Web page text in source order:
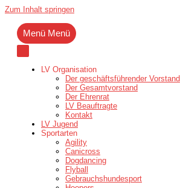
Zum Inhalt springen
Menü Menü
LV Organisation
Der geschäftsführender Vorstand
Der Gesamtvorstand
Der Ehrenrat
LV Beauftragte
Kontakt
LV Jugend
Sportarten
Agility
Canicross
Dogdancing
Flyball
Gebrauchshundesport